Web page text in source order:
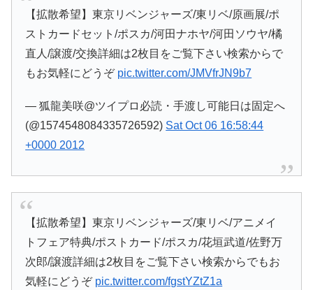
【拡散希望】東京リベンジャーズ/東リベ/原画展/ポ
ストカードセット/ポスカ/河田ナホヤ/河田ソウヤ/橘
直人/譲渡/交換詳細は2枚目をご覧下さい検索からで
もお気軽にどうぞ pic.twitter.com/JMVfrJN9b7
— 狐龍美咲@ツイプロ必読・手渡し可能日は固定へ
(@1574548084335726592) Sat Oct 06 16:58:44
+0000 2012
【拡散希望】東京リベンジャーズ/東リベ/アニメイ
トフェア特典/ポストカード/ポスカ/花垣武道/佐野万
次郎/譲渡詳細は2枚目をご覧下さい検索からでもお
気軽にどうぞ pic.twitter.com/fgstYZtZ1a